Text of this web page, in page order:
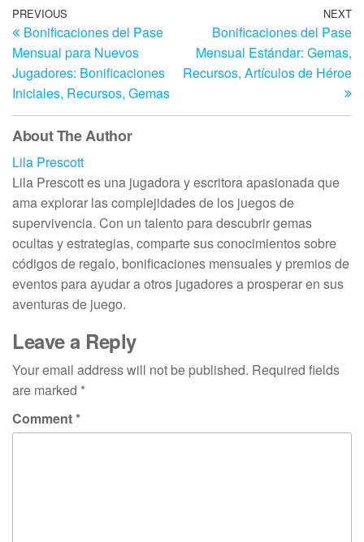
Post
navigation
Previous
Post
PREVIOUS
Bonificaciones del Pase
Mensual para Nuevos
Jugadores: Bonificaciones
Iniciales, Recursos, Gemas
NEXT
Bonificaciones del Pase
Mensual Estándar: Gemas,
Recursos, Artículos de Héroe
About The Author
Lila Prescott
Lila Prescott es una jugadora y escritora apasionada que
ama explorar las complejidades de los juegos de
supervivencia. Con un talento para descubrir gemas
ocultas y estrategias, comparte sus conocimientos sobre
códigos de regalo, bonificaciones mensuales y premios de
eventos para ayudar a otros jugadores a prosperar en sus
aventuras de juego.
Leave a Reply
Your email address will not be published. Required fields
are marked *
Comment*